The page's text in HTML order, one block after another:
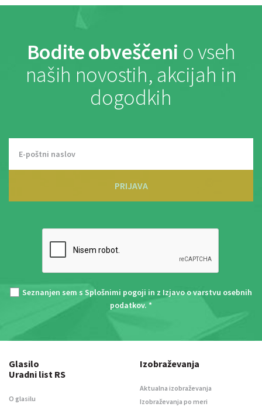
Bodite obveščeni o vseh
naših novostih, akcijah in
dogodkih
PRIJAVA
Seznanjen sem s Splošnimi pogoji in z Izjavo o varstvu osebnih
podatkov. *
Glasilo
Uradni list RS
O glasilu
Izobraževanja
Aktualna izobraževanja
Izobraževanja po meri